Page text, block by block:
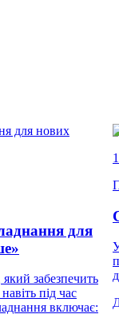
для
забезпечить
під час
включає: